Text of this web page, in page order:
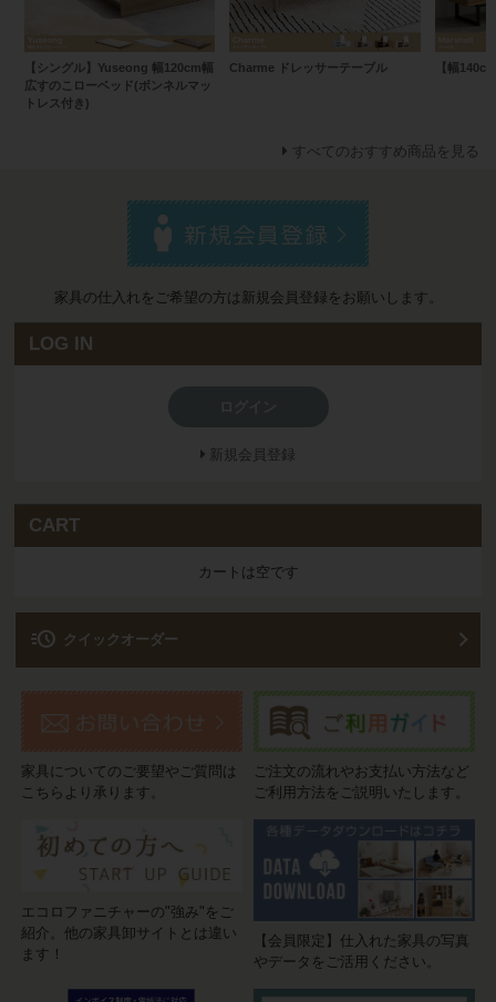
【シングル】Yuseong 幅120cm幅
広すのこローベッド(ボンネルマッ
トレス付き)
Charme ドレッサーテーブル 【幅
すべてのおすすめ商品を見る
家具の仕入れをご希望の方は新規会員登録をお願いします。
LOG IN
新規会員登録
CART
カートは空です
acute クイックオーダー
家具についてのご要望やご質問は
こちらより承ります。
ご注文の流れやお支払い方法など
ご利用方法をご説明いたします。
エコロファニチャーの"強み"をご
紹介。他の家具卸サイトとは違い
ます！
【会員限定】仕入れた家具の写真
やデータをご活用ください。